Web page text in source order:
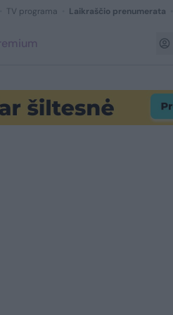
TV programa Laikraščio prenumerata